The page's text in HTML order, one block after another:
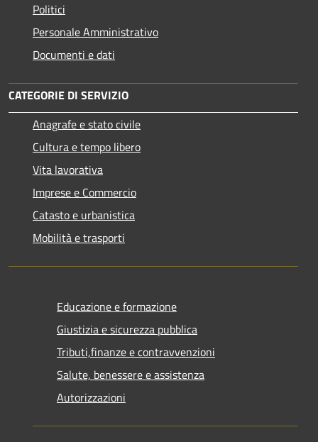
Politici
Personale Amministrativo
Documenti e dati
CATEGORIE DI SERVIZIO
Anagrafe e stato civile
Cultura e tempo libero
Vita lavorativa
Imprese e Commercio
Catasto e urbanistica
Mobilità e trasporti
Educazione e formazione
Giustizia e sicurezza pubblica
Tributi,finanze e contravvenzioni
Salute, benessere e assistenza
Autorizzazioni